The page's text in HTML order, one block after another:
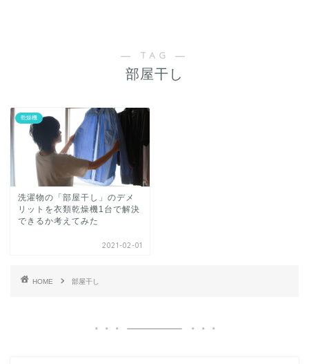
― TAG ―
部屋干し
乾燥機
洗濯物の「部屋干し」のデメ
リットを衣類乾燥機1台で解決
できるか考えてみた
2021-02-01
HOME 部屋干し